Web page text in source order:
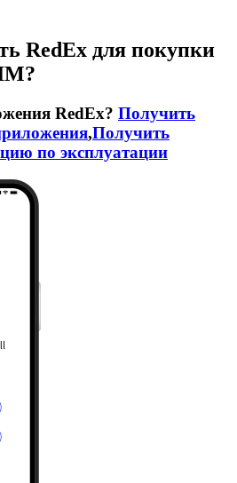
RedEx для покупки
RedEx? Получить
,Получить
по эксплуатации